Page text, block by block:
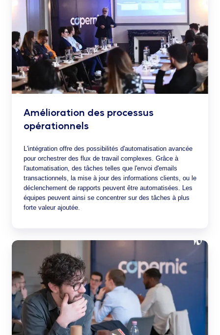
Amélioration des processus
opérationnels
L'intégration offre des possibilités d'automatisation avancée
pour orchestrer des flux de travail complexes. Grâce à
l'automatisation, des tâches telles que l'envoi d'emails
transactionnels, la mise à jour des informations clients, ou le
déclenchement de rapports peuvent être automatisées. Les
équipes peuvent ainsi se concentrer sur des tâches à plus
forte valeur ajoutée.